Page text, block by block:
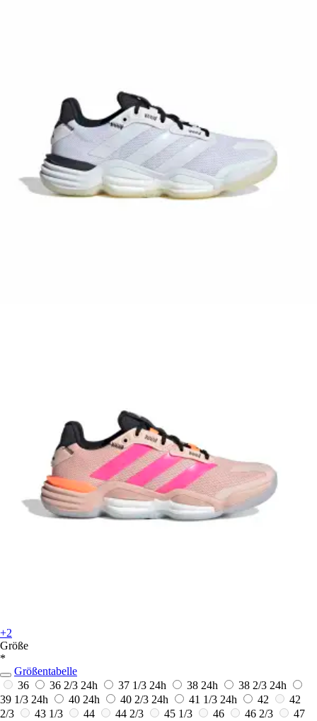
+2
Größe
*
Größentabelle
36
36 2/3 24h 37 1/3 24h 38 24h 38 2/3 24h
39 1/3 24h 40 24h 40 2/3 24h 41 1/3 24h 42
42
2/3
43 1/3 44 44 2/3 45 1/3 46 46 2/3
47